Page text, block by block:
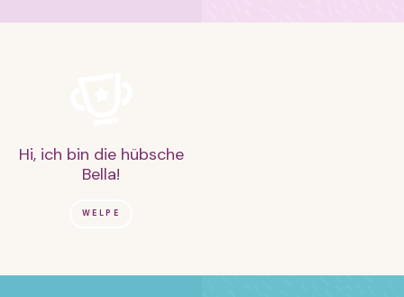
Hi, ich bin die hübsche
Bella!
WELPE